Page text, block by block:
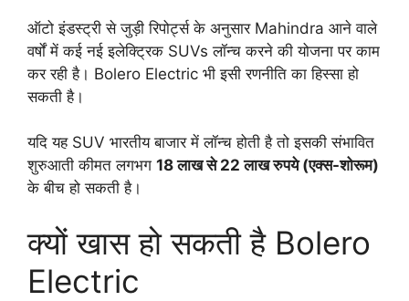
ऑटो इंडस्ट्री से जुड़ी रिपोर्ट्स के अनुसार Mahindra आने वाले
वर्षों में कई नई इलेक्ट्रिक SUVs लॉन्च करने की योजना पर काम
कर रही है। Bolero Electric भी इसी रणनीति का हिस्सा हो
सकती है।
यदि यह SUV भारतीय बाजार में लॉन्च होती है तो इसकी संभावित
शुरुआती कीमत लगभग 18 लाख से 22 लाख रुपये (एक्स-शोरूम)
के बीच हो सकती है।
क्यों खास हो सकती है Bolero
Electric